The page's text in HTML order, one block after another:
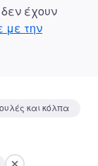
έχουν
με την
και κόλπα